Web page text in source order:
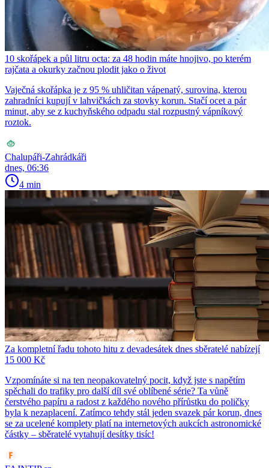
10 skořápek a půl litru octa: za 48 hodin máte hnojivo, po kterém
rajčata a okurky začnou plodit jako o život
Vaječná skořápka je z 95 % uhličitan vápenatý, surovina, kterou
zahradníci kupují v lahvičkách za stovky korun. Stačí ocet a pár
minut, aby se z kuchyňského odpadu stal rozpustný vápníkový
roztok.
Chalupáři-Zahrádkáři
dnes, 06:36
4 min
Za kompletní řadu tohoto hitu z devadesátek dnes sběratelé nabízejí
15 000 Kč
Vzpomínáte si na ten neopakovatelný pocit, když jste s napětím
spěchali do trafiky pro další díl své oblíbené série? Ta vůně
čerstvého papíru a radost z každého nového přírůstku do poličky
byla k nezaplacení. Zatímco tehdy stál jeden svazek pár korun, dnes
se za ucelené komplety platí na internetových aukcích astronomické
částky – sběratelé vytahují desítky tisíc!